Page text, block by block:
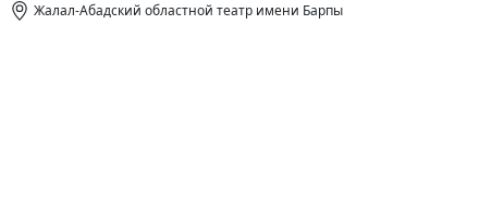
Жалал-Абадский областной театр имени Барпы